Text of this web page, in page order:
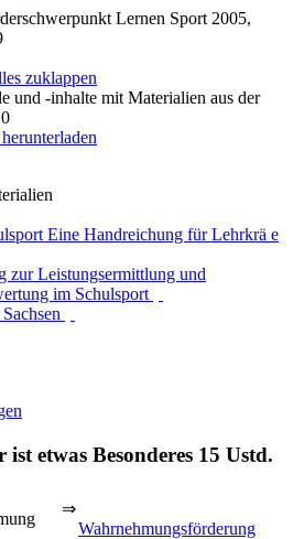
Lernen Sport 2005,
zuklappen
und -inhalte mit Materialien aus der
Eine Handreichung für Lehrkrä e
zur Leistungsermittlung und
im Schulsport
etwas Besonderes 15 Ustd.
⇒
Wahrnehmungsförderung